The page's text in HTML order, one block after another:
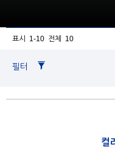
표시 1-10 전체 10
필터
컬